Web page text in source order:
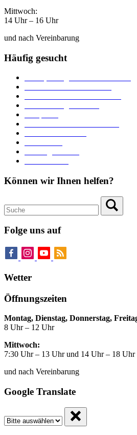
Mittwoch:
14 Uhr – 16 Uhr
und nach Vereinbarung
Häufig gesucht
Können wir Ihnen helfen?
Folge uns auf
Wetter
Öffnungszeiten
Montag, Dienstag, Donnerstag,
8 Uhr – 12 Uhr
Mittwoch:
7:30 Uhr – 13 Uhr und 14 Uhr – 18 Uhr
und nach Vereinbarung
Google Translate